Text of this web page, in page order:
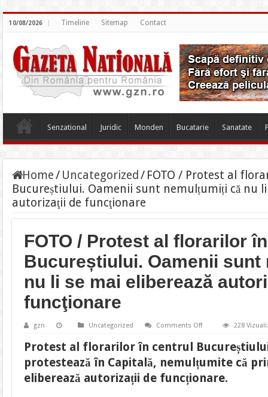
10/08/2026 Timeline Sitemap Contact
Senzational Juridic Monden Bucatarie Sanatate
Home/ Uncategorized / FOTO / Protest al
Bucureștiului. Oamenii sunt nemulțumiți că nu
autorizaţii de funcţionare
FOTO / Protest al florarilor
Bucureștiului. Oamenii
nu li se mai eliberează
funcţionare
gzn Uncategorized Comments Offon
Protest
florarilor
centrul
228
Protest al florarilor în centrul
protestează în Capitală, nemulțumite că
eliberează autorizații de funcționare.